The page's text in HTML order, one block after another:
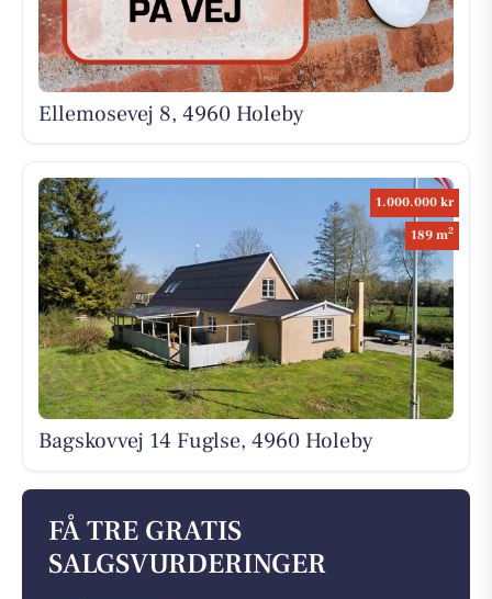
Ellemosevej 8, 4960 Holeby
1.000.000 kr
189 m2
Bagskovvej 14 Fuglse, 4960 Holeby
FÅ TRE GRATIS
SALGSVURDERINGER